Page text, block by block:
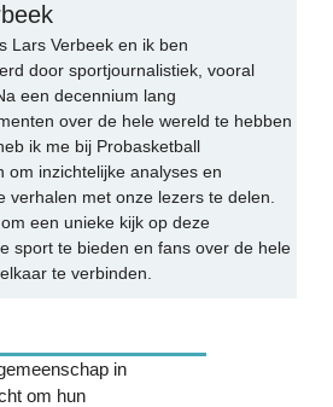
Lars Verbeek en ik ben
door sportjournalistiek, vooral
een decennium lang
over de hele wereld te hebben
ik me bij Probasketball
om inzichtelijke analyses en
verhalen met onze lezers te delen.
een unieke kijk op deze
sport te bieden en fans over de hele
te verbinden.
in
om hun